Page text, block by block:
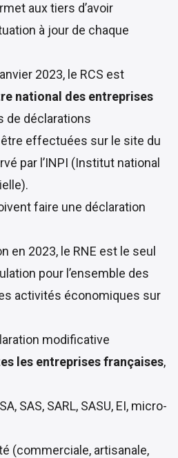
aux tiers d’avoir
à jour de chaque
2023, le RCS est
national des entreprises
de déclarations
effectuées sur le site du
par l’INPI (Institut national
faire une déclaration
en 2023, le RNE est le seul
pour l’ensemble des
activités économiques sur
modificative
les entreprises françaises,
SAS, SARL, SASU, EI, micro-
(commerciale, artisanale,